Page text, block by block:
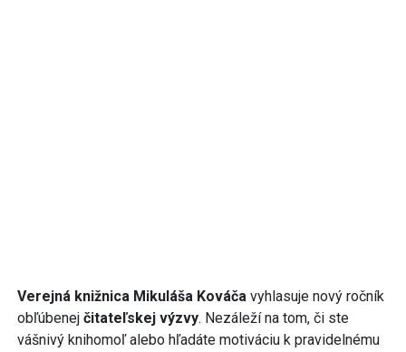
Verejná knižnica Mikuláša Kováča vyhlasuje nový ročník
obľúbenej čitateľskej výzvy. Nezáleží na tom, či ste
vášnivý knihomoľ alebo hľadáte motiváciu k pravidelnému